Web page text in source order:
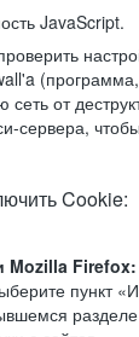
JavaScript.
от
сервера,
Cookie:
Mozilla Firefox:
пункт